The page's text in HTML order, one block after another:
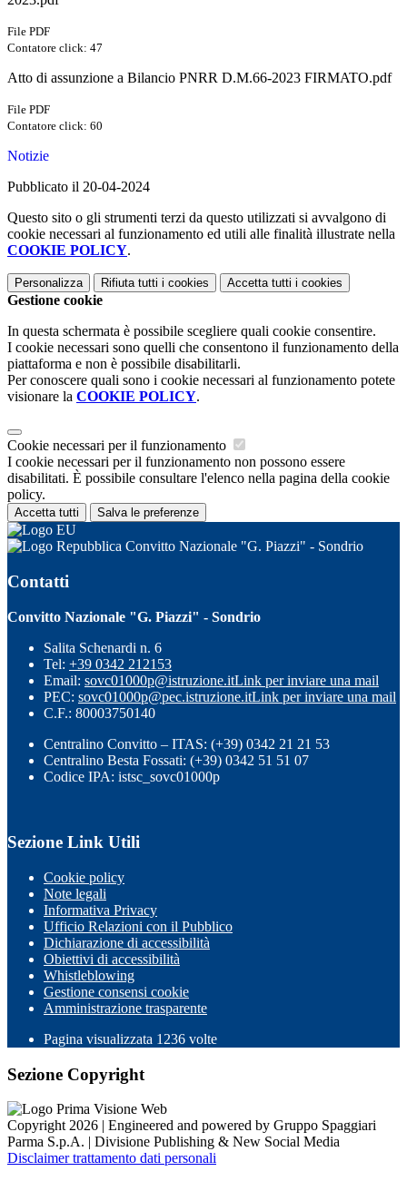
File PDF
Contatore click: 47
Atto di assunzione a Bilancio PNRR D.M.66-2023 FIRMATO.pdf
File PDF
Contatore click: 60
Notizie
Pubblicato il 20-04-2024
Questo sito o gli strumenti terzi da questo utilizzati si avvalgono di
cookie necessari al funzionamento ed utili alle finalità illustrate nella
COOKIE POLICY.
Personalizza Rifiuta tutti i cookies Accetta tutti i cookies
Gestione cookie
In questa schermata è possibile scegliere quali cookie consentire.
I cookie necessari sono quelli che consentono il funzionamento della
piattaforma e non è possibile disabilitarli.
Per conoscere quali sono i cookie necessari al funzionamento potete
visionare la COOKIE POLICY.
Cookie necessari per il funzionamento
I cookie necessari per il funzionamento non possono essere
disabilitati. È possibile consultare l'elenco nella pagina della cookie
policy.
Accetta tutti Salva le preferenze
Convitto Nazionale "G. Piazzi" - Sondrio
Contatti
Convitto Nazionale "G. Piazzi" - Sondrio
Salita Schenardi n. 6
Tel: +39 0342 212153
Email: sovc01000p@istruzione.itLink per inviare una mail
PEC: sovc01000p@pec.istruzione.itLink per inviare una mail
C.F.: 80003750140
Centralino Convitto – ITAS: (+39) 0342 21 21 53
Centralino Besta Fossati: (+39) 0342 51 51 07
Codice IPA: istsc_sovc01000p
Sezione Link Utili
Cookie policy
Note legali
Informativa Privacy
Ufficio Relazioni con il Pubblico
Dichiarazione di accessibilità
Obiettivi di accessibilità
Whistleblowing
Gestione consensi cookie
Amministrazione trasparente
Pagina visualizzata 1236 volte
Sezione Copyright
Copyright 2026 | Engineered and powered by Gruppo Spaggiari
Parma S.p.A. | Divisione Publishing & New Social Media
Disclaimer trattamento dati personali